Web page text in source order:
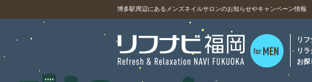
博多駅周辺にあるメンズネイルサロンのお知らせやキャンペーン情報
リ
リ
お